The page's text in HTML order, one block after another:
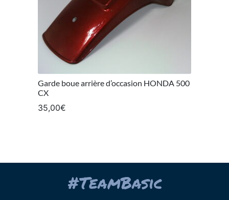
Garde boue arrière d’occasion HONDA 500
CX
35,00€